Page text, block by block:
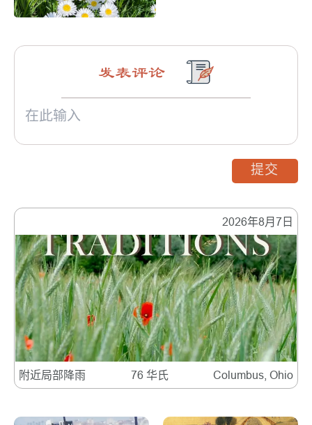
2026年8月7日
附近局部降雨 76 华氏 Columbus, Ohio
发表评论
提交